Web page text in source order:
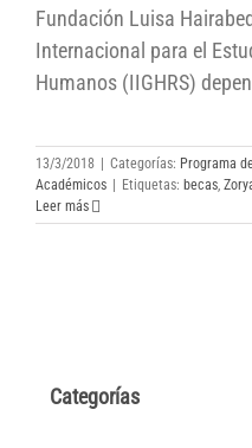
Fundación Luisa
Internacional para el
Humanos (IIGHRS)
13/3/2018 Categorías: Programa
Académicos
Etiquetas: becas,
Leer más
Categorías